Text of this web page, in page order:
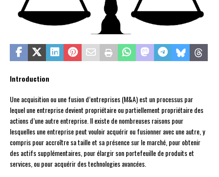
Introduction
Une acquisition ou une fusion d’entreprises (M&A) est un processus par
lequel une entreprise devient propriétaire ou partiellement propriétaire des
actions d’une autre entreprise. Il existe de nombreuses raisons pour
lesquelles une entreprise peut vouloir acquérir ou fusionner avec une autre, y
compris pour accroître sa taille et sa présence sur le marché, pour obtenir
des actifs supplémentaires, pour élargir son portefeuille de produits et
services, ou pour acquérir des technologies avancées.